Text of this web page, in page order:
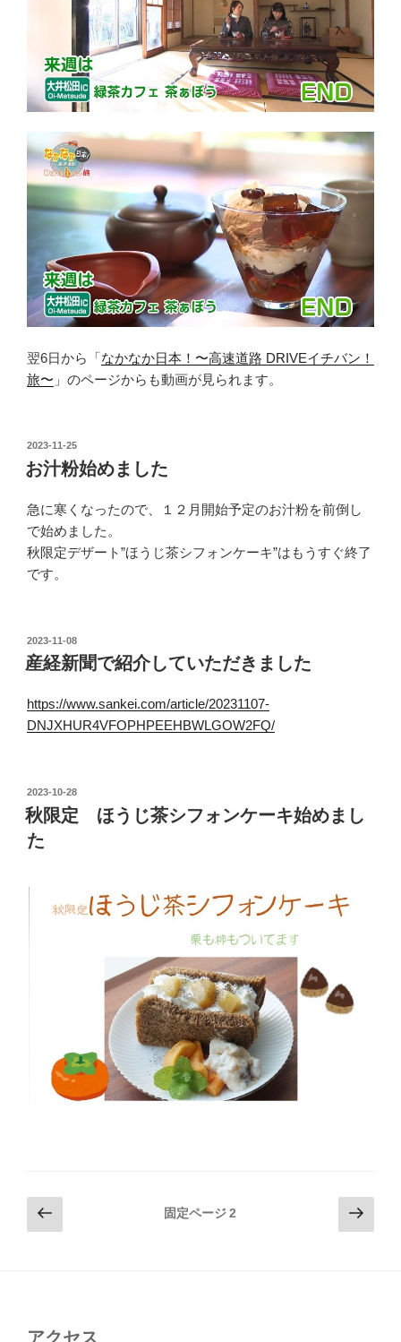
翌6日から「なかなか日本！〜高速道路 DRIVEイチバン！
旅〜 」のページからも動画が見られます。
投
稿
日:
2023-11-25
お汁粉始めました
急に寒くなったので、１２月開始予定のお汁粉を前倒し
で始めました。
秋限定デザート”ほうじ茶シフォンケーキ”はもうすぐ終了
です。
投
稿
日:
2023-11-08
産経新聞で紹介していただきました
https://www.sankei.com/article/20231107-
DNJXHUR4VFOPHPEEHBWLGOW2FQ/
投
稿
日:
2023-10-28
秋限定 ほうじ茶シフォンケーキ始めまし
た
投
稿
ジ
前
の
固定ページ2
次
の
アクセス